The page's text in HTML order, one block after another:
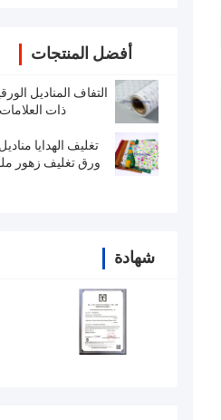
أفضل المنتجات
التفاف المناديل
ذات
تغليف الهدايا
ورق تغليف زهور
شهادة